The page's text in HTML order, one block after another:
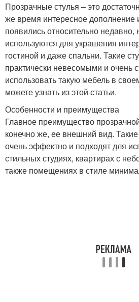
Прозрачные стулья – это
же время интересное дополнение
появились относительно недавно,
используются для украшения
гостиной и даже спальни. Такие
практически невесомыми и очень
использовать такую мебель в
можете узнать из этой статьи.
Особенности и преимущества
Главное преимущество
конечно же, ее внешний вид. Такие
очень эффектно и подходят для
стильных студиях, квартирах с
также помещениях в стиле